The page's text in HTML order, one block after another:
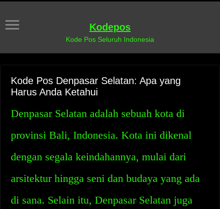
Kodepos
Kode Pos Seluruh Indonesia
Kode Pos Denpasar Selatan: Apa yang
Harus Anda Ketahui
Denpasar Selatan adalah sebuah kota di
provinsi Bali, Indonesia. Kota ini dikenal
dengan segala keindahannya, mulai dari
arsitektur hingga seni dan budaya yang ada
di sana. Selain itu, Denpasar Selatan juga